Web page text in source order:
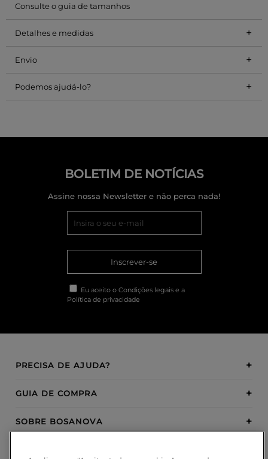
Consulte o guia de tamanhos
Detalhes e medidas +
Envio +
Podemos ajudá-lo? +
BOLETIM DE NOTÍCIAS
Assine nossa Newsletter e não perca nada!
Inscrever-se
Eu aceito o Condições legais e a
Política de privacidade
PRECISA DE AJUDA?
GUIA DE COMPRA
SOBRE BOSANOVA